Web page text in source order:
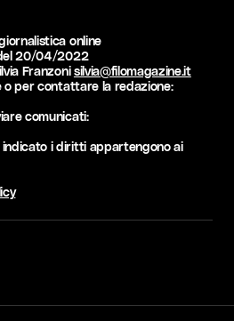
online
20/04/2022
Franzonisilvia@filomagazine.it
o per contattare la redazione:
comunicati:
indicato i diritti appartengono ai